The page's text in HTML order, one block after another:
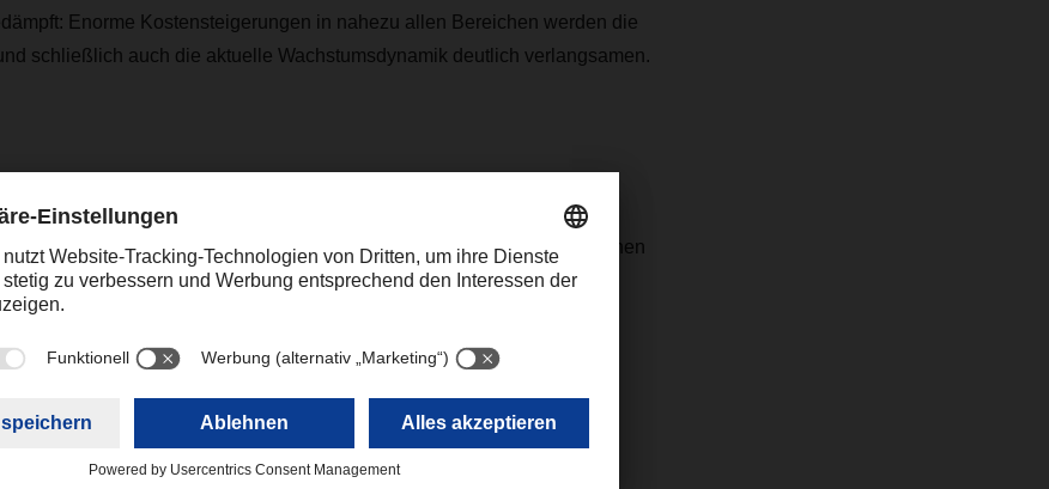
Enorme Kostensteigerungen in nahezu allen Bereichen werden die
schließlich auch die aktuelle Wachstumsdynamik deutlich verlangsamen.
heute schon intensiv vor: Mit Investitionen in Digitalisierung und
Effizienz und Transparenz der Lieferketten noch weiter zu steigern. Wir
die Menschen bei DACHSER. Denn digitale Kompetenz auf allen Ebenen
ganz entscheidend zu unserem zukünftigen Erfolg beitragen.
Public Relations
christian.weber@dachser.com